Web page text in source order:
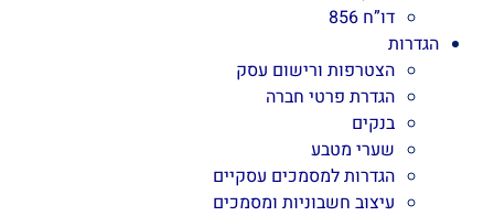
דו”ח 856
הגדרות
הצטרפות ורישום עסק
הגדרת פרטי חברה
בנקים
שערי מטבע
הגדרות למסמכים עסקיים
עיצוב חשבוניות ומסמכים